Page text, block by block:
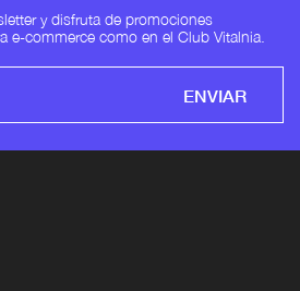
y disfruta de promociones
e-commerce como en el Club Vitalnia.
ENVIAR